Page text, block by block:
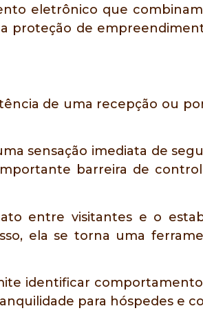
eletrônico que
proteção de
de uma recepção ou
sensação imediata de
barreira de
entre visitantes e o
ela se torna uma
identificar
para hóspedes e